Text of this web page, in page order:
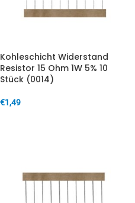
Kohleschicht Widerstand
Resistor 15 Ohm 1W 5% 10
Stück (0014)
€1,49